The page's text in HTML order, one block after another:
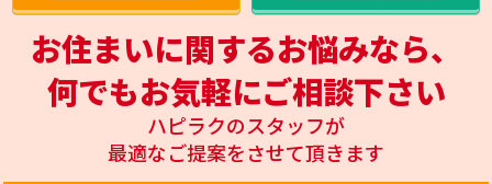
お住まいに関するお悩みなら、
何でもお気軽にご相談下さい
ハピラクのスタッフが
最適なご提案をさせて頂きます